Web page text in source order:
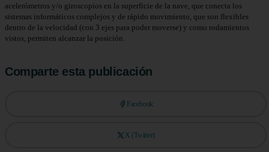
acelerómetros y/o giroscopios en la superficie de la nave, que conecta los
sistemas informáticos complejos y de rápido movimiento, que son flexibles
dentro de la velocidad (con 3 ejes para poder moverse) y como rodamientos
vistos, permiten alcanzar la posición.
Comparte esta publicación
Facebook
X (Twitter)